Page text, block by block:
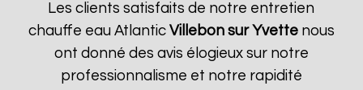
Les clients satisfaits de notre entretien
chauffe eau Atlantic Villebon sur Yvettenous
ont donné des avis élogieux sur notre
professionnalisme et notre rapidité